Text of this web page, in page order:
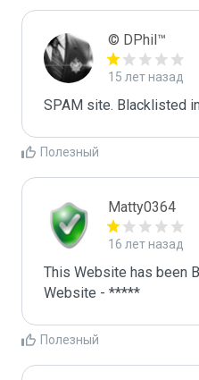
© DPhil™
15 лет назад
SPAM site. Blacklisted
Полезный
Matty0364
16 лет назад
This Website has been
Website - *****
Полезный